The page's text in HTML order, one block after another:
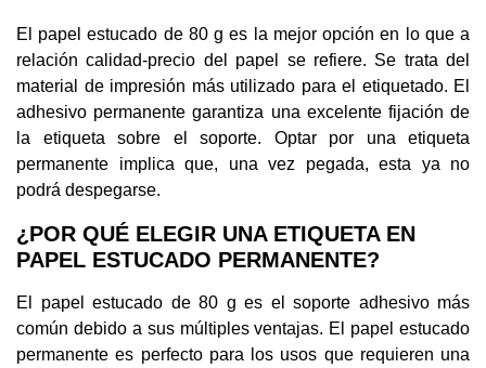
El papel estucado de 80 g es la mejor opción en lo que a
relación calidad-precio del papel se refiere. Se trata del
material de impresión más utilizado para el etiquetado. El
adhesivo permanente garantiza una excelente fijación de
la etiqueta sobre el soporte. Optar por una etiqueta
permanente implica que, una vez pegada, esta ya no
podrá despegarse.
¿POR QUÉ ELEGIR UNA ETIQUETA EN
PAPEL ESTUCADO PERMANENTE?
El papel estucado de 80 g es el soporte adhesivo más
común debido a sus múltiples ventajas. El papel estucado
permanente es perfecto para los usos que requieren una